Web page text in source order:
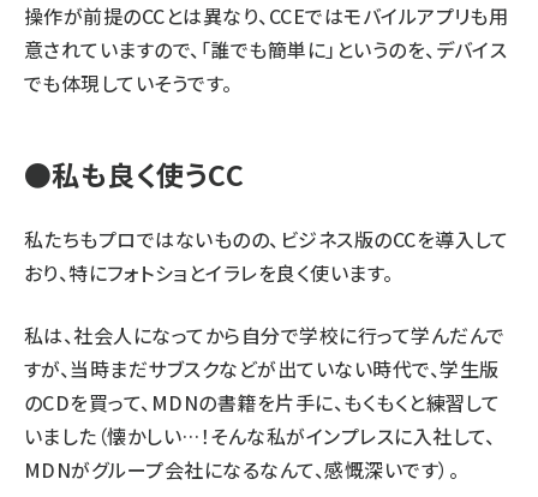
操作が前提のCCとは異なり、CCEではモバイルアプリも用
意されていますので、「誰でも簡単に」というのを、デバイス
でも体現していそうです。
●私も良く使うCC
私たちもプロではないものの、ビジネス版のCCを導入して
おり、特にフォトショとイラレを良く使います。
私は、社会人になってから自分で学校に行って学んだんで
すが、当時まだサブスクなどが出ていない時代で、学生版
のCDを買って、MDNの書籍を片手に、もくもくと練習して
いました（懐かしい…！そんな私がインプレスに入社して、
MDNがグループ会社になるなんて、感慨深いです）。